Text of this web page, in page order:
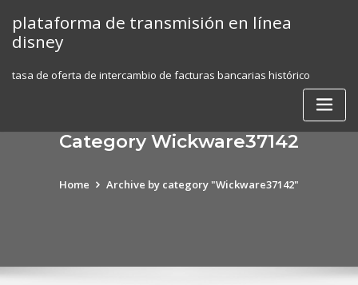
content
plataforma de transmisión en línea
disney
tasa de oferta de intercambio de facturas bancarias histórico
Category Wickware37142
Home Archive by category "Wickware37142"